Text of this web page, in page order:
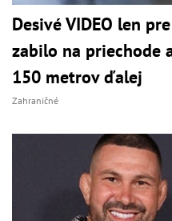
Desivé VIDEO len
zabilo na priechode
150 metrov ďalej
Zahraničné